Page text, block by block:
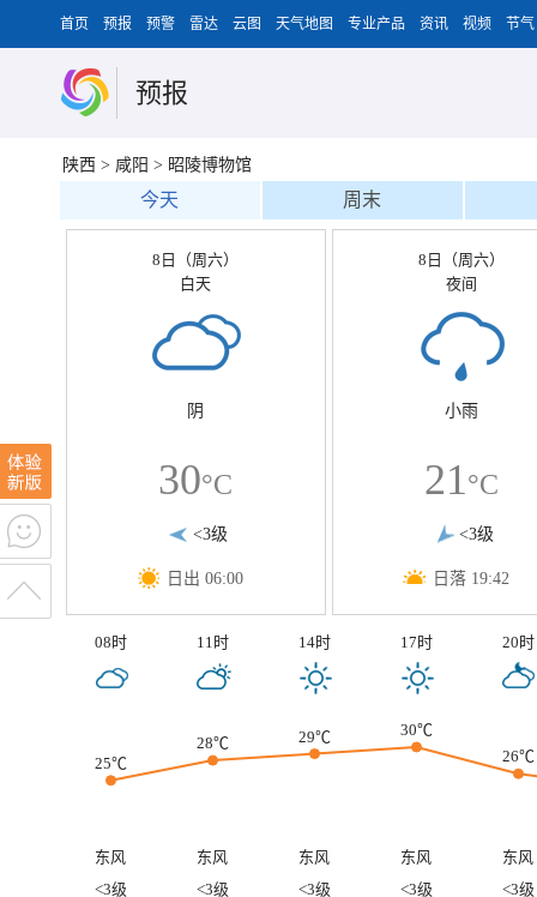
首页 预报 预警 雷达 云图 天气地图 专业产品 资讯 视频 节气
预报
陕西 > 咸阳 > 昭陵博物馆
今天 周末
8日（周六）
白天
阴
30°C
<3级
日出 06:00
8日（周六）
夜间
小雨
21°C
<3级
日落 19:42
08时 11时 14时 17时 20时
25℃
28℃ 29℃
30℃
26℃
东风 东风 东风 东风
东风
<3级
<3级 <3级 <3级 <3级